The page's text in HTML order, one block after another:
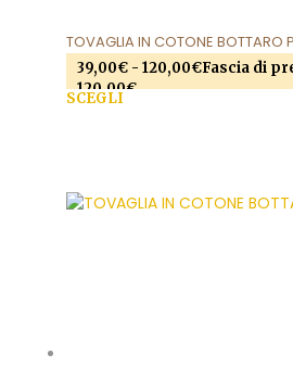
TOVAGLIA IN COTONE BOTTARO
39,00€ - 120,00€Fascia di
120,00€
SCEGLI